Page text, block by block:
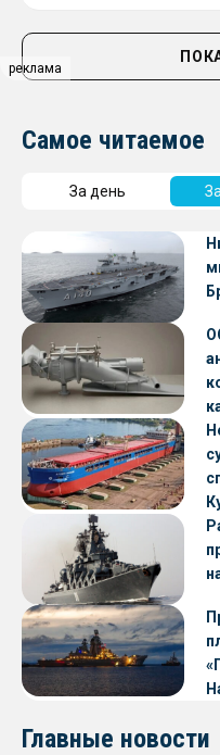
реклама
Самое читаемое
За день
Главные новости